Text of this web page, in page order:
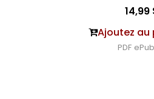
14,99
Ajoutez au
PDF ePub